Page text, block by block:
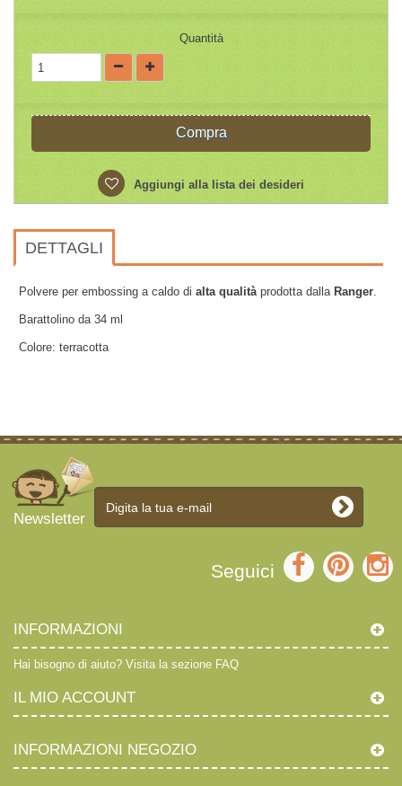
Quantità
Compra
Aggiungi alla lista dei desideri
DETTAGLI
Polvere per embossing a caldo di alta qualitàprodotta dalla Ranger.
Barattolino da 34 ml
Colore: terracotta
Newsletter
Seguici
INFORMAZIONI
Hai bisogno di aiuto? Visita la sezione FAQ
IL MIO ACCOUNT
INFORMAZIONI NEGOZIO